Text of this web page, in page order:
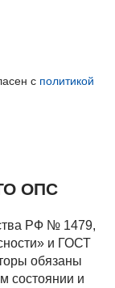
с политикой
ОПС
РФ № 1479,
и ГОСТ
обязаны
состоянии и